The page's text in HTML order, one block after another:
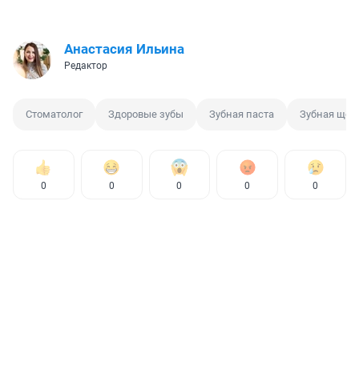
Анастасия Ильина
Редактор
Стоматолог Здоровые зубы Зубная паста Зубная
0 0 0 0 0